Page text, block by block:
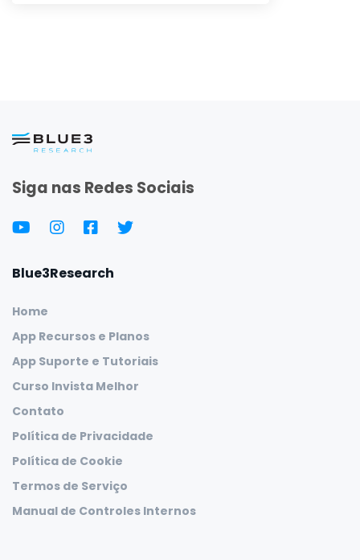
Siga nas Redes Sociais
Blue3Research
Home
App Recursos e Planos
App Suporte e Tutoriais
Curso Invista Melhor
Contato
Política de Privacidade
Política de Cookie
Termos de Serviço
Manual de Controles Internos